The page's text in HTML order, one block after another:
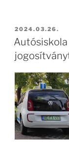
BEKÜLDVE:
2024.03.26.
Autósiskola